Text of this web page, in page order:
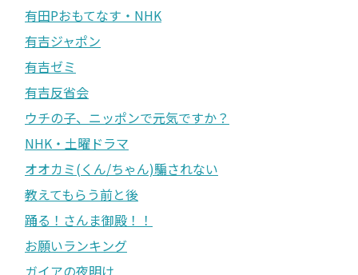
有田Pおもてなす・NHK
有吉ジャポン
有吉ゼミ
有吉反省会
ウチの子、ニッポンで元気ですか？
NHK・土曜ドラマ
オオカミ(くん/ちゃん)騙されない
教えてもらう前と後
踊る！さんま御殿！！
お願いランキング
ガイアの夜明け